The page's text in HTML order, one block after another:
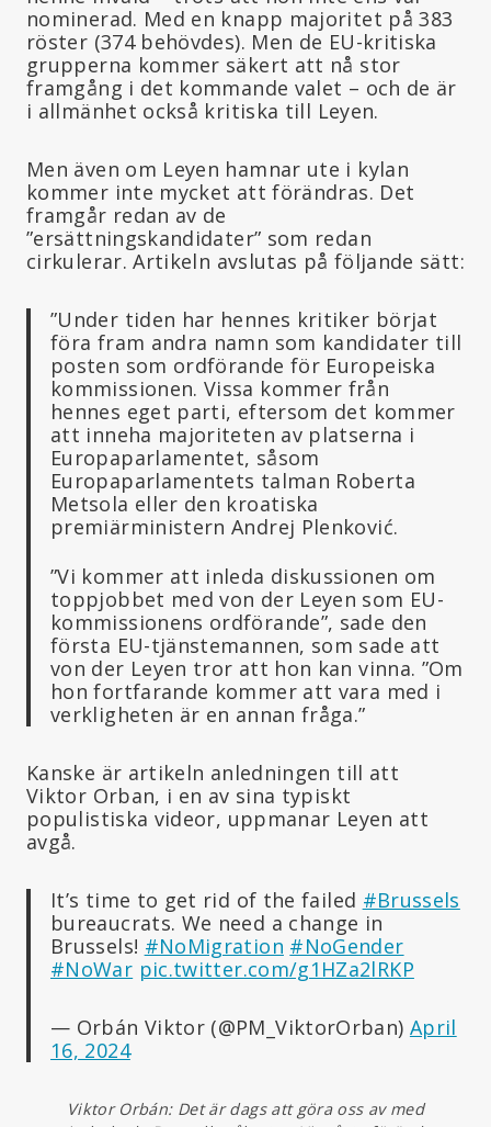
nominerad. Med en knapp majoritet på 383
röster (374 behövdes). Men de EU-kritiska
grupperna kommer säkert att nå stor
framgång i det kommande valet – och de är
i allmänhet också kritiska till Leyen.
Men även om Leyen hamnar ute i kylan
kommer inte mycket att förändras. Det
framgår redan av de
”ersättningskandidater” som redan
cirkulerar. Artikeln avslutas på följande sätt:
”Under tiden har hennes kritiker börjat
föra fram andra namn som kandidater till
posten som ordförande för Europeiska
kommissionen. Vissa kommer från
hennes eget parti, eftersom det kommer
att inneha majoriteten av platserna i
Europaparlamentet, såsom
Europaparlamentets talman Roberta
Metsola eller den kroatiska
premiärministern Andrej Plenković.
”Vi kommer att inleda diskussionen om
toppjobbet med von der Leyen som EU-
kommissionens ordförande”, sade den
första EU-tjänstemannen, som sade att
von der Leyen tror att hon kan vinna. ”Om
hon fortfarande kommer att vara med i
verkligheten är en annan fråga.”
Kanske är artikeln anledningen till att
Viktor Orban, i en av sina typiskt
populistiska videor, uppmanar Leyen att
avgå.
It’s time to get rid of the failed #Brussels
bureaucrats. We need a change in
Brussels! #NoMigration #NoGender
#NoWar pic.twitter.com/g1HZa2lRKP
— Orbán Viktor (@PM_ViktorOrban) April
16, 2024
Viktor Orbán: Det är dags att göra oss av med